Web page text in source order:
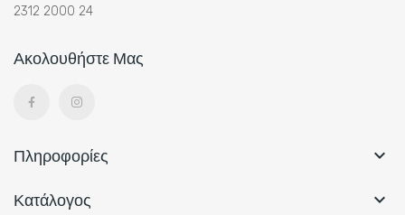
2312 2000 24
Ακολουθήστε Μας
Πληροφορίες 
Κατάλογος 